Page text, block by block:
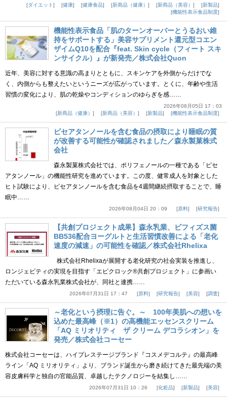
ダイエット
健康 健康食品 新商品（健康） 新商品（美容）
新製品
機能性表示食品制度
機能性表示食品「肌のターンオーバーとうるおい維
持をサポートする」美容サプリメント還元型コエン
ザイムQ10を配合『feat. Skin cycle（フィート スキ
ンサイクル）』が新発売／株式会社Quon
近年、美容に対する意識の高まりとともに、スキンケアを外側からだけでな
く、内側からも整えたいというニーズが広がっています。とくに、年齢や生活
習慣の変化により、肌の乾燥やコンディションのゆらぎを感……
2026年08月05日 17：03
新商品（健康）
新商品（美容） 新製品 機能性表示食品制度
ピセアタンノールを含む食品の摂取により睡眠の質
が改善する可能性が確認されました／森永製菓株式
会社
森永製菓株式会社では、ポリフェノールの一種である「ピセ
アタンノール」の機能性研究を進めています。この度、健常成人を対象とした
ヒト試験により、ピセアタンノールを含む食品を4週間継続摂取することで、睡
眠中……
2026年08月04日 20：09 原料 研究報告
【共創プロジェクト成果】森永乳業、ビフィズス菌
BB536配合ヨーグルトと生活習慣改善による「老化
速度の減速」の可能性を確認／株式会社Rhelixa
株式会社Rhelixaが展開する老化研究の社会実装を推進し、
ロンジェビティの実現を目指す「エピクロック®共創プロジェクト」に参画い
ただいている森永乳業株式会社が、同社と連携……
2026年07月31日 17：47 原料 研究報告 美容 調査
～老化という摂理に告ぐ。～ 100年美肌への想いを
込めた最高峰（※1）の高機能エッセンスクリーム
「AQ ミリオリティ ザ クリーム デコラシオン」を
発売／株式会社コーセー
株式会社コーセーは、ハイプレステージブランド『コスメデコルテ』の最高峰
ライン「AQ ミリオリティ」より、ブランド誕生から磨き続けてきた最先端の美
容皮膚科学と独自の官能品質、卓越したテクノロジーを結集し……
2026年07月31日 10：26 化粧品 新製品 美容